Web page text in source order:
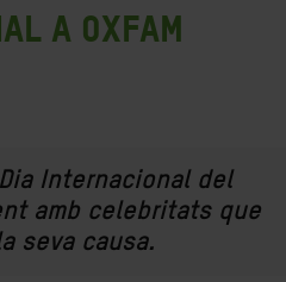
a Oxfam
Internacional del
amb celebritatsque
seva causa.